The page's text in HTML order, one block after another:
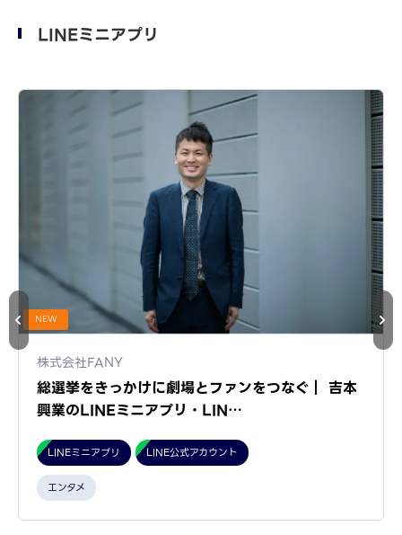
LINEミニアプリ
NEW
株式会社FANY
総選挙をきっかけに劇場とファンをつなぐ｜ 吉本
興業のLINEミニアプリ・LIN…
LINEミニアプリ LINE公式アカウント
エンタメ